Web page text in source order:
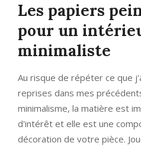
Les papiers
pour un
minimaliste
Au risque de répéter ce que
reprises dans mes
minimalisme, la matière est
d'intérêt et elle est une
décoration de votre pièce.